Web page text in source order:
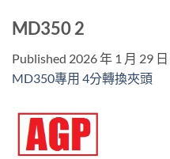
MD350 2
Published 2026 年 1 月 29 日
MD350專用 4分轉換夾頭